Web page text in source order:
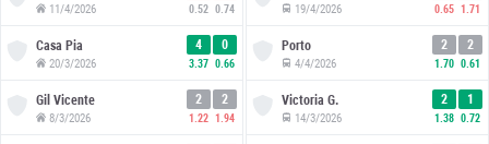
11/4/2026 0.52 0.74
Casa Pia
20/3/2026
4
3.37
0
0.66
Gil Vicente
8/3/2026
2
1.22
2
1.94
19/4/2026 0.65 1.71
Porto
4/4/2026
2
1.70
2
0.61
Victoria G.
14/3/2026
2
1.38
1
0.72